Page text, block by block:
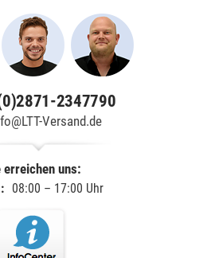
2347790
Versand.de
erreichen uns:
08:00 – 17:00 Uhr